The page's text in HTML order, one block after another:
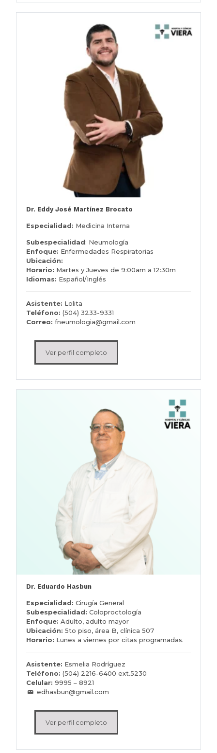
Dr. Eddy José Martínez Brocato
Especialidad: Medicina Interna
Subespecialidad: Neumología
Enfoque: Enfermedades Respiratorias
Ubicación:
Horario: Martes y Jueves de 9:00am a 12:30m
Idiomas: Español/Inglés
Asistente: Lolita
Teléfono: (504) 3233-9331
Correo: fneumologia@gmail.com
Ver perfil completo
Dr. Eduardo Hasbun
Especialidad: Cirugía General
Subespecialidad: Coloproctología
Enfoque: Adulto, adulto mayor
Ubicación: 5to piso, área B, clínica 507
Horario: Lunes a viernes por citas programadas.
Asistente: Esmelia Rodríguez
Teléfono: (504) 2216-6400 ext.5230
Celular: 9995 – 8921
edhasbun@gmail.com
Ver perfil completo